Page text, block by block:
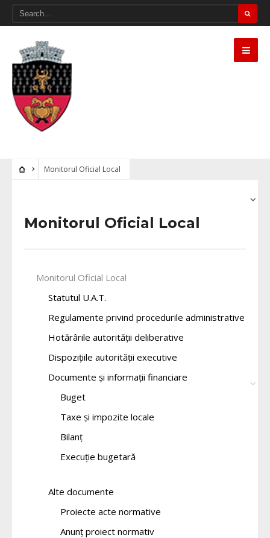
Notă:
Acest
website
include
Monitorul Oficial Local
Monitorul Oficial Local
Monitorul Oficial Local
Statutul U.A.T.
Regulamente privind procedurile administrative
Hotărârile autorității deliberative
Dispozițiile autorității executive
Documente și informații financiare
Buget
Taxe și impozite locale
Bilanț
Execuție bugetară
Alte documente
Proiecte acte normative
Anunț proiect normativ